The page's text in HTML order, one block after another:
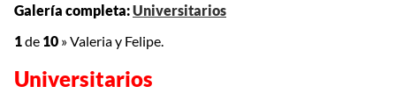
Galería completa:Universitarios
1 de 10 »Valeria y Felipe.
Universitarios